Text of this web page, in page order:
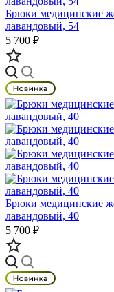
Брюки медицинские
лавандовый, 54
5 700 ₽
Брюки медицинские
лавандовый, 40
5 700 ₽